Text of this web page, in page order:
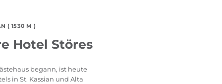
( 1530 M )
Hotel Störes
begann, ist heute
in St. Kassian und Alta